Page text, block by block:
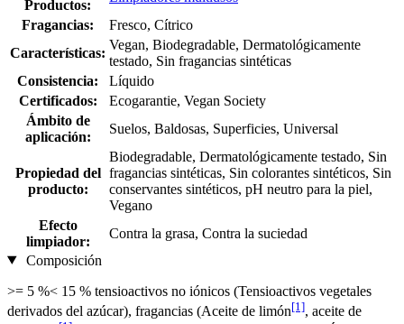
Productos:
Fragancias:
Fresco, Cítrico
Características:
Vegan, Biodegradable, Dermatológicamente
testado, Sin fragancias sintéticas
Consistencia:
Líquido
Certificados:
Ecogarantie, Vegan Society
Ámbito de
aplicación:
Suelos, Baldosas, Superficies, Universal
Propiedad del
producto:
Biodegradable, Dermatológicamente testado, Sin
fragancias sintéticas, Sin colorantes sintéticos, Sin
conservantes sintéticos, pH neutro para la piel,
Vegano
Efecto
limpiador:
Contra la grasa, Contra la suciedad
Composición
>= 5 %< 15 % tensioactivos no iónicos (Tensioactivos vegetales
derivados del azúcar), fragancias (Aceite de limón[1], aceite de